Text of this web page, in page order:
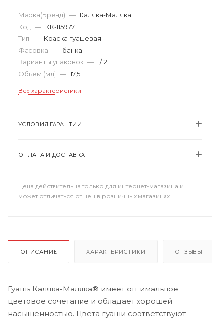
Марка(Бренд) — Каляка-Маляка
Код — КК-115977
Тип — Краска гуашевая
Фасовка — банка
Варианты упаковок — 1/12
Объем (мл) — 17,5
Все характеристики
УСЛОВИЯ ГАРАНТИИ
ОПЛАТА И ДОСТАВКА
Цена действительна только для интернет-магазина и
может отличаться от цен в розничных магазинах
ОПИСАНИЕ ХАРАКТЕРИСТИКИ ОТЗЫВЫ
Гуашь Каляка-Маляка® имеет оптимальное
цветовое сочетание и обладает хорошей
насыщенностью. Цвета гуаши соответствуют